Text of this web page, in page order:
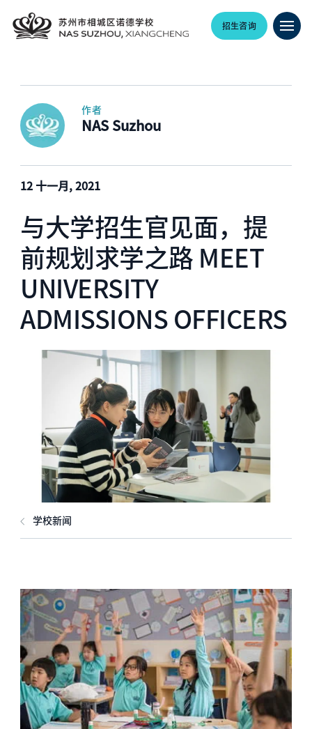
招生咨询
作者
NAS Suzhou
12 十一月, 2021
与大学招生官见面，提
前规划求学之路 MEET
UNIVERSITY
ADMISSIONS OFFICERS
学校新闻